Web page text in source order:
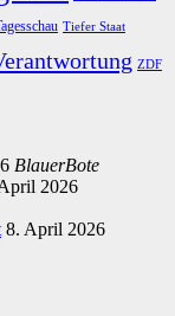
Tiefer Staat
ZDF
BlauerBote
2026
8. April 2026